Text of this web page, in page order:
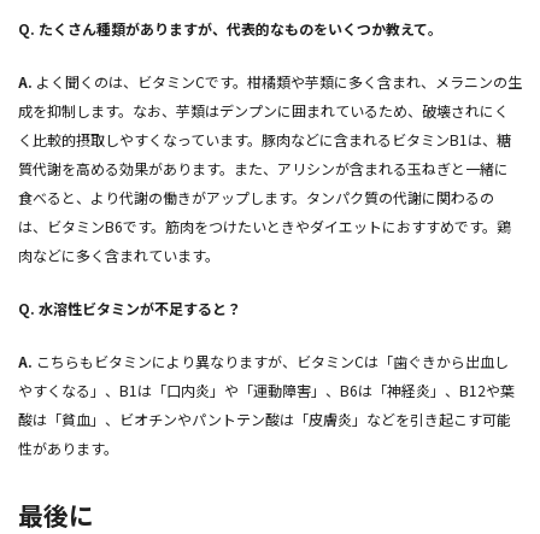
Q. たくさん種類がありますが、代表的なものをいくつか教えて。
A. よく聞くのは、ビタミンCです。柑橘類や芋類に多く含まれ、メラニンの生
成を抑制します。なお、芋類はデンプンに囲まれているため、破壊されにく
く比較的摂取しやすくなっています。豚肉などに含まれるビタミンB1は、糖
質代謝を高める効果があります。また、アリシンが含まれる玉ねぎと一緒に
食べると、より代謝の働きがアップします。タンパク質の代謝に関わるの
は、ビタミンB6です。筋肉をつけたいときやダイエットにおすすめです。鶏
肉などに多く含まれています。
Q. 水溶性ビタミンが不足すると？
A. こちらもビタミンにより異なりますが、ビタミンCは「歯ぐきから出血し
やすくなる」、B1は「口内炎」や「運動障害」、B6は「神経炎」、B12や葉
酸は「貧血」、ビオチンやパントテン酸は「皮膚炎」などを引き起こす可能
性があります。
最後に